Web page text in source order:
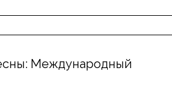
Международный